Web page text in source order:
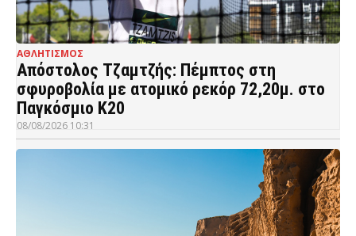
ΑΘΛΗΤΙΣΜΟΣ
Απόστολος Τζαμτζής: Πέμπτος στη
σφυροβολία με ατομικό ρεκόρ 72,20μ. στο
Παγκόσμιο Κ20
08/08/2026 10:31